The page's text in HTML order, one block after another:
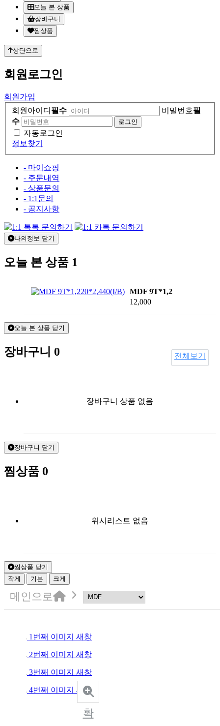
오늘 본 상품
장바구니
찜상품
상단으로
회원 로그인
회원가입
회원아이디 필수 비밀번호필
수
자동로그인
정보찾기
- 마이쇼핑
- 주문내역
- 상품문의
- 1:1문의
- 공지사항
나의정보 닫기
오늘 본 상품 1
MDF 9T*1,2
12,000
오늘 본 상품 닫기
장바구니 0
장바구니 상품 없음
전체보기
장바구니 닫기
찜상품 0
위시리스트 없음
찜상품 닫기
작게
기본 크게
메인으로
확
1번째 이미지 새창
2번째 이미지 새창
3번째 이미지 새창
4번째 이미지 새창